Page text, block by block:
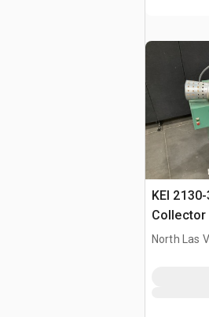
KEI
Collector
North Las